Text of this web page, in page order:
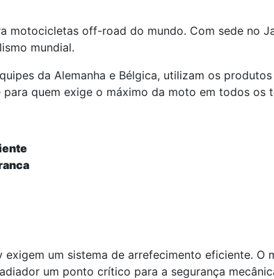
motocicletas off-road do mundo. Com sede no
mundial.
da Alemanha e Bélgica, utilizam os
quem exige o máximo da moto em todos os
um sistema de arrefecimento eficiente. O
um ponto crítico para a segurança